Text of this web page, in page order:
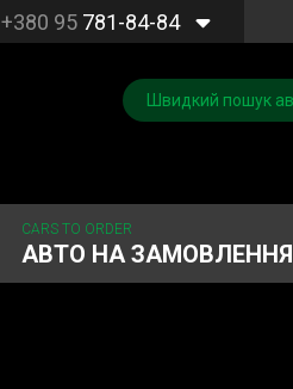
+380 95781-84-84
CARS TO ORDER
АВТО НА ЗАМОВЛЕННЯ